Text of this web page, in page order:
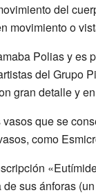
del
movimiento o
Polias y es
del Grupo
gran detalle y
que se
como
sus ánforas